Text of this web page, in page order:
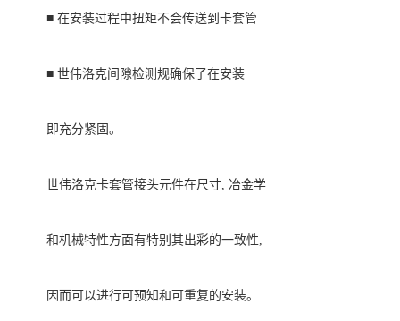
■ 在安装过程中扭矩不会传送到卡套管
■ 世伟洛克间隙检测规确保了在安装
即充分紧固。
世伟洛克卡套管接头元件在尺寸, 冶金学
和机械特性方面有特别其出彩的一致性,
因而可以进行可预知和可重复的安装。